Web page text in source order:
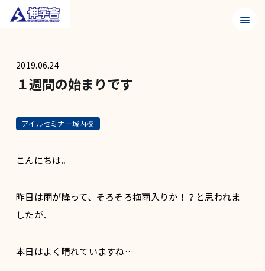
メニ
2019.06.24
１週間の始まりです
アイルセミナー城内校
こんにちは。
昨日は雨が降って、そろそろ梅雨入りか！？と思われま
したが、
本日はよく晴れていますね…